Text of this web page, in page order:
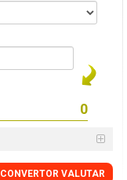
CONVERTOR VALUTAR